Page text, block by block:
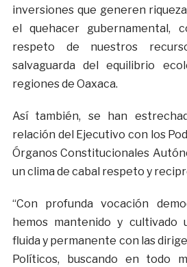
inversiones que generen
el quehacer gubernamental,
respeto de nuestros
salvaguarda del equilibrio
regiones de Oaxaca.
Así también, se han
relación del Ejecutivo con los
Órganos Constitucionales
un clima de cabal respeto y
“Con profunda vocación
hemos mantenido y cultivado
fluida y permanente con las
Políticos, buscando en todo